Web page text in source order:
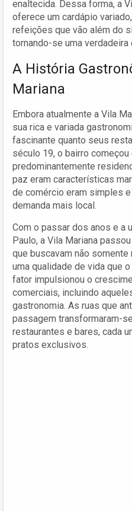
enaltecida. Dessa forma, a
oferece um cardápio
refeições que vão além do
tornando-se uma verdadeira
A História
Mariana
Embora atualmente a Vila
sua rica e variada
fascinante quanto seus
século 19, o bairro começou
predominantemente
paz eram características
de comércio eram simples
demanda mais local.
Com o passar dos anos e a
Paulo, a Vila Mariana
que buscavam não
uma qualidade de vida que
fator impulsionou o
comerciais, incluindo
gastronomia. As ruas que
passagem transformaram-
restaurantes e bares, cada
pratos exclusivos.